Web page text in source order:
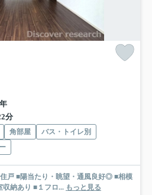
分
角部屋
バス・トイレ別
戸 ■陽当たり・眺望・通風良好◎ ■相模
収納あり ■１フロ... もっと見る